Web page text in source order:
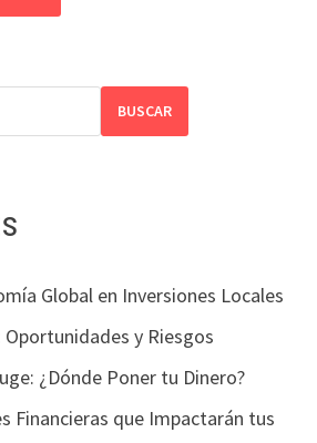
BUSCAR
Global en Inversiones Locales
y Riesgos
¿Dónde Poner tu Dinero?
Financieras que Impactarán tus